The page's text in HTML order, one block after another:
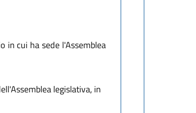
in cui ha sede l'Assemblea
legislativa, in